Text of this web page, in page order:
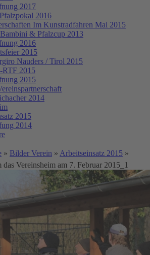
2017
2016
Im Kunstradfahren Mai 2015
& Pfalzcup 2013
2016
2015
Nauders / Tirol 2015
RTF 2015
2015
2014
2015
2014
» Bilder Verein » Arbeitseinsatz 2015 »
Vereinsheim am 7. Februar 2015_1